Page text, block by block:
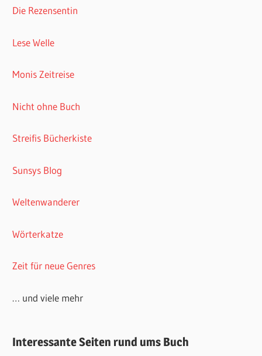
Die Rezensentin
Lese Welle
Monis Zeitreise
Nicht ohne Buch
Streifis Bücherkiste
Sunsys Blog
Weltenwanderer
Wörterkatze
Zeit für neue Genres
… und viele mehr
Interessante Seiten rund ums Buch